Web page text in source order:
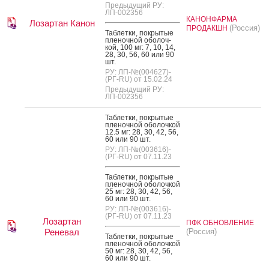
Лозартан Канон
Предыдущий РУ:
ЛП-002356
Таб­летки, пок­ры­тые
пле­ноч­ной обо­лоч­
кой, 100 мг: 7, 10, 14,
28, 30, 56, 60 или 90
шт.
РУ: ЛП-№(004627)-
(РГ-RU) от 15.02.24
Предыдущий РУ:
ЛП-002356
КАНОНФАРМА
ПРОДАКШН (Россия)
Лозартан
Реневал
Таб­летки, пок­ры­тые
пле­ноч­ной обо­лоч­кой
12.5 мг: 28, 30, 42, 56,
60 или 90 шт.
РУ: ЛП-№(003616)-
(РГ-RU) от 07.11.23
Таб­летки, пок­ры­тые
пле­ноч­ной обо­лоч­кой
25 мг: 28, 30, 42, 56,
60 или 90 шт.
РУ: ЛП-№(003616)-
(РГ-RU) от 07.11.23
Таб­летки, пок­ры­тые
пле­ноч­ной обо­лоч­кой
50 мг: 28, 30, 42, 56,
60 или 90 шт.
ПФК ОБНОВЛЕНИЕ
(Россия)